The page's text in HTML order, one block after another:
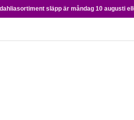
släpp är måndag 10 augusti